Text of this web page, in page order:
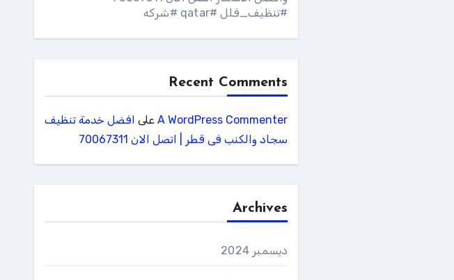
#تنظيف_فلل #qatar #شركه
Recent Comments
A WordPress Commenterعلى افضل خدمة تنظيف
سجاد والكنب فى قطر | اتصل الان 70067311
Archives
ديسمبر 2024